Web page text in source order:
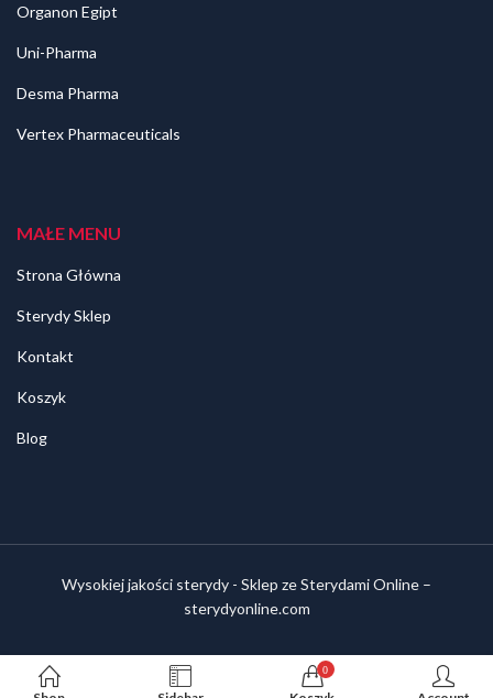
Organon Egipt
Uni-Pharma
Desma Pharma
Vertex Pharmaceuticals
MAŁE MENU
Strona Główna
Sterydy Sklep
Kontakt
Koszyk
Blog
Wysokiej jakości sterydy - Sklep ze Sterydami Online –
sterydyonline.com
0